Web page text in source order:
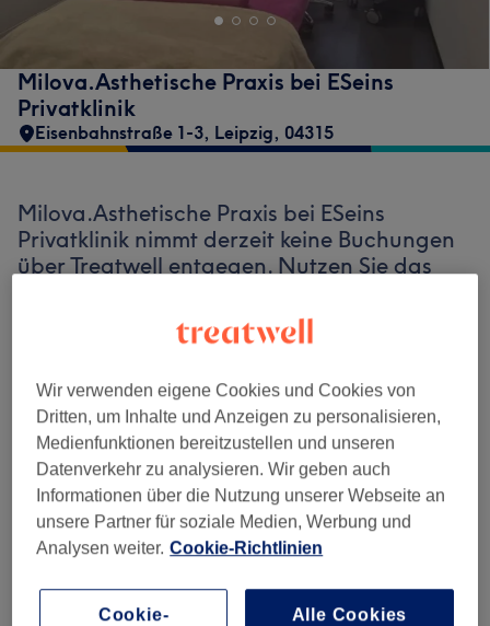
Milova.Asthetische Praxis bei ESeins
Privatklinik
Eisenbahnstraße 1-3, Leipzig, 04315
Milova.Asthetische Praxis bei ESeins
Privatklinik nimmt derzeit keine Buchungen
über Treatwell entgegen. Nutzen Sie das
Salons in Ihrer Nähe zu finden.
viele erstklassige Profis auf Ihren Besuch.
Finde die besten Salons in deiner Nähe
Auf Treatwell finden
Wir verwenden eigene Cookies und Cookies von
Dritten, um Inhalte und Anzeigen zu personalisieren,
Medienfunktionen bereitzustellen und unseren
Datenverkehr zu analysieren. Wir geben auch
Informationen über die Nutzung unserer Webseite an
unsere Partner für soziale Medien, Werbung und
Analysen weiter. Cookie-Richtlinien
Cookie-
Alle Cookies